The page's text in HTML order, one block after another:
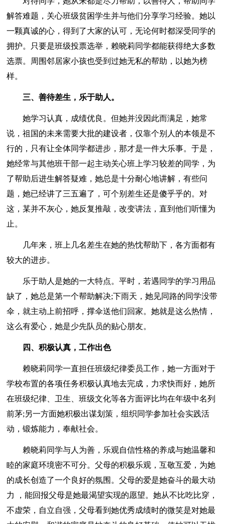
解答难题，关心班级贫困学生并与他们分享学习经验。她以
一颗真诚的心，得到了大家的认可，无论何时都深受同学的
拥护。只要是班级投票选举，赖晓莉同学都能获得绝大多数
选票。周围邻居家小孩也受到过她无私的帮助，以她为榜
样。
三、善待差生，乐于助人。
她学习认真，成绩优良。但她并没因此而满足，她常
说，祖国的未来需要大批的建设者，仅靠个别人的本领是不
行的，只有让全体同学都进步，那才是一件大乐事。于是，
她经常与其他班干部一起主动关心班上学习较差的同学，为
了帮助后进生解答疑难，她总是十分耐心地讲解，有些问
题，她已经讲了三五遍了，可个别差生还是傻乎乎的。对
这，某并不灰心，她反复推敲，改变讲法，直到他们听懂为
止。
几年来，班上几名差生在她的热忱帮助下，各方面都有
较大的进步。
乐于助人是她的一大特点。平时，若遇同学的学习用品
缺了，她总是第一个帮助解决;下雨天，她见同路的同学没带
伞，就主动上前招呼，撑伞送他们回家。她就是这么热情，
这么有爱心，她是少先队员的贴心朋友。
四、积极认真，工作出色
赖晓莉同学一直担任班级纪律委员工作，她一方面对于
学校布置的各项任务积极认真地去完成，力求快而好，她所
在班级纪律、卫生、班级文化等各方面评比均在年级中名列
前茅;另一方面她积极出谋划策，组织同学参加社会实践活
动，锻炼能力，奉献社会。
赖晓莉同学与人为善，乐观自信性格的养成与她温馨和
睦的家庭环境密不可分。父母的积极乐观，互敬互爱，为她
的成长创造了一个良好的氛围。父母的爱是她奋斗的最大动
力 ，能回报父母是她最渴望实现的愿望。她从不比吃比穿，
不虚荣，自立自强，父母看到她优秀成绩时的微笑是对她最